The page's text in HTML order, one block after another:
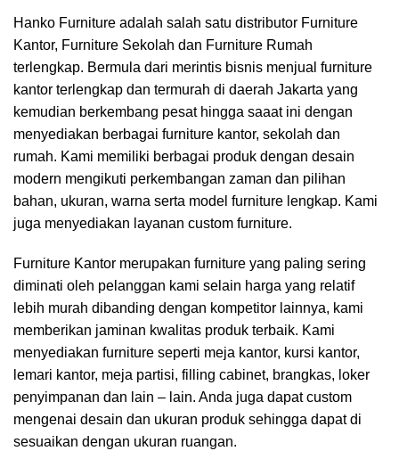
Hanko Furniture adalah salah satu distributor Furniture
Kantor, Furniture Sekolah dan Furniture Rumah
terlengkap. Bermula dari merintis bisnis menjual furniture
kantor terlengkap dan termurah di daerah Jakarta yang
kemudian berkembang pesat hingga saaat ini dengan
menyediakan berbagai furniture kantor, sekolah dan
rumah. Kami memiliki berbagai produk dengan desain
modern mengikuti perkembangan zaman dan pilihan
bahan, ukuran, warna serta model furniture lengkap. Kami
juga menyediakan layanan custom furniture.
Furniture Kantor merupakan furniture yang paling sering
diminati oleh pelanggan kami selain harga yang relatif
lebih murah dibanding dengan kompetitor lainnya, kami
memberikan jaminan kwalitas produk terbaik. Kami
menyediakan furniture seperti meja kantor, kursi kantor,
lemari kantor, meja partisi, filling cabinet, brangkas, loker
penyimpanan dan lain – lain. Anda juga dapat custom
mengenai desain dan ukuran produk sehingga dapat di
sesuaikan dengan ukuran ruangan.